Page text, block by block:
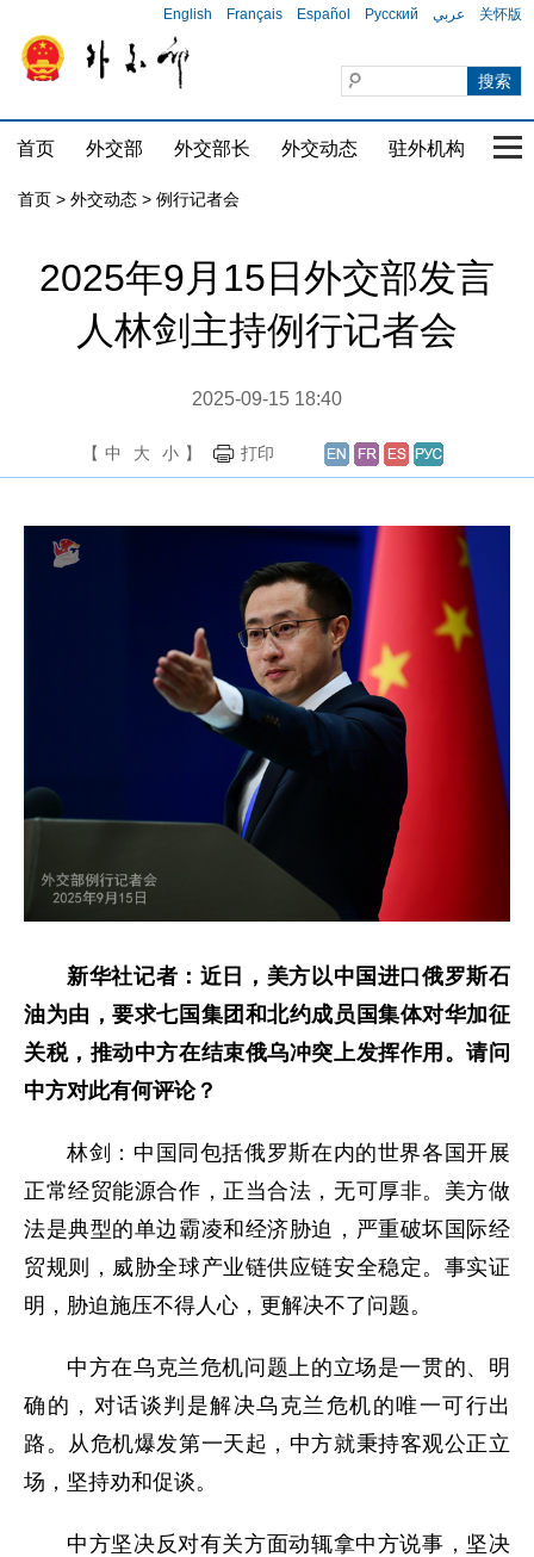
English Français Español Русский عربي 关怀版
首页 外交部 外交部长 外交动态 驻外机构 国
首页 > 外交动态 > 例行记者会
2025年9月15日外交部发言
人林剑主持例行记者会
2025-09-15 18:40
【 中 大 小 】 打印
新华社记者：近日，美方以中国进口俄罗斯石
油为由，要求七国集团和北约成员国集体对华加征
关税，推动中方在结束俄乌冲突上发挥作用。请问
中方对此有何评论？
林剑：中国同包括俄罗斯在内的世界各国开展
正常经贸能源合作，正当合法，无可厚非。美方做
法是典型的单边霸凌和经济胁迫，严重破坏国际经
贸规则，威胁全球产业链供应链安全稳定。事实证
明，胁迫施压不得人心，更解决不了问题。
中方在乌克兰危机问题上的立场是一贯的、明
确的，对话谈判是解决乌克兰危机的唯一可行出
路。从危机爆发第一天起，中方就秉持客观公正立
场，坚持劝和促谈。
中方坚决反对有关方面动辄拿中方说事，坚决